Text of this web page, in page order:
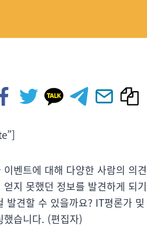
이벤트에 대해 다양한 사람의 의
얻지 못했던 정보를 발견하게 되
발견할 수 있을까요? IT평론가
했습니다. (편집자)